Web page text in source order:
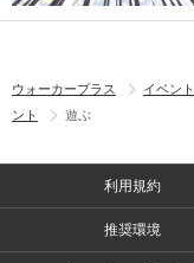
ウォーカープラス イベント
ント
遊ぶ
利用規約
推奨環境